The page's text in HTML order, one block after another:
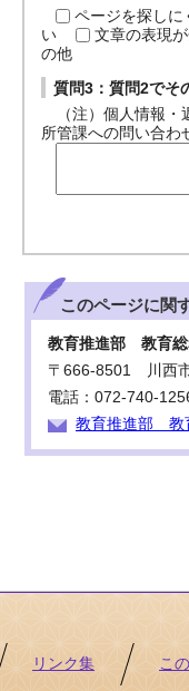
ページを探しに
い
文章の表現
の他
質問3：質問2でそ
（注）個人情報・
所管課への問い合わ
このページに関
教育推進部 教育総
〒666-8501 川西
電話：072-740-
教育推進部 教
リンク集 こ